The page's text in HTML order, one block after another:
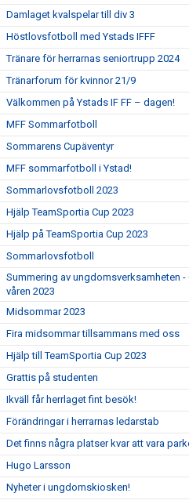
Damlaget kvalspelar till div 3
Höstlovsfotboll med Ystads IFFF
Tränare för herrarnas seniortrupp 2024
Tränarforum för kvinnor 21/9
Välkommen på Ystads IF FF – dagen!
MFF Sommarfotboll
Sommarens Cupäventyr
MFF sommarfotboll i Ystad!
Sommarlovsfotboll 2023
Hjälp TeamSportia Cup 2023
Hjälp på TeamSportia Cup 2023
Sommarlovsfotboll
Summering av ungdomsverksamheten -
våren 2023
Midsommar 2023
Fira midsommar tillsammans med oss
Hjälp till TeamSportia Cup 2023
Grattis på studenten
Ikväll får herrlaget fint besök!
Förändringar i herrarnas ledarstab
Det finns några platser kvar att vara
Hugo Larsson
Nyheter i ungdomskiosken!